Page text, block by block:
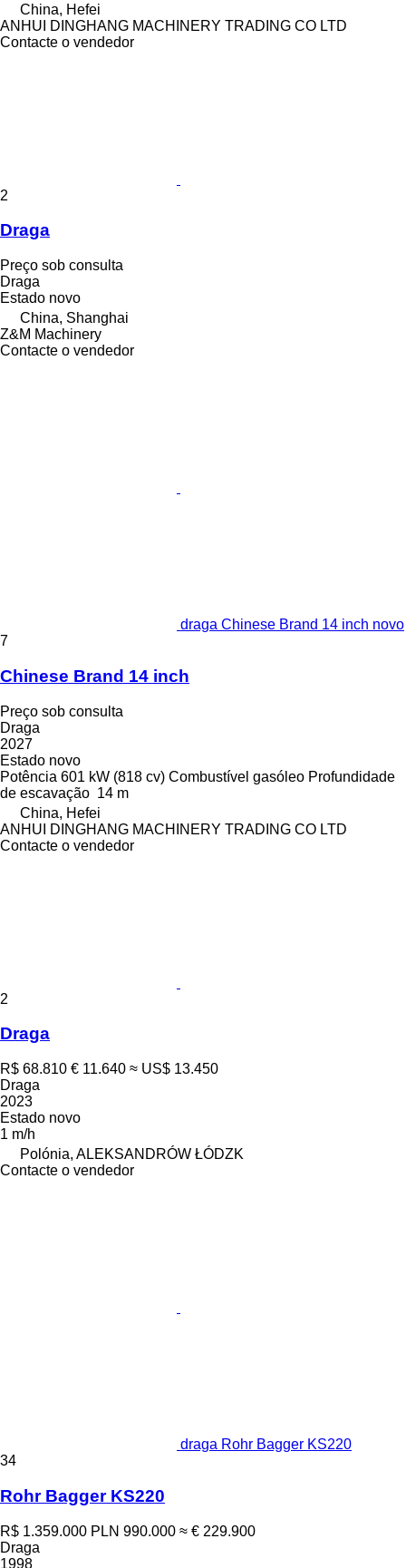
China, Hefei
ANHUI DINGHANG MACHINERY TRADING CO LTD
Contacte o vendedor
2
Draga
Preço sob consulta
Draga
Estado novo
China, Shanghai
Z&M Machinery
Contacte o vendedor
draga Chinese Brand 14 inch novo
7
Chinese Brand 14 inch
Preço sob consulta
Draga
2027
Estado novo
Potência 601 kW (818 cv) Combustível gasóleo Profundidade
de escavação 14 m
China, Hefei
ANHUI DINGHANG MACHINERY TRADING CO LTD
Contacte o vendedor
2
Draga
R$ 68.810 € 11.640 ≈ US$ 13.450
Draga
2023
Estado novo
1 m/h
Polónia, ALEKSANDRÓW ŁÓDZK
Contacte o vendedor
draga Rohr Bagger KS220
34
Rohr Bagger KS220
R$ 1.359.000 PLN 990.000 ≈ € 229.900
Draga
1998